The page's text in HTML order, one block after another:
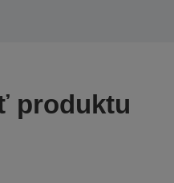
produktu